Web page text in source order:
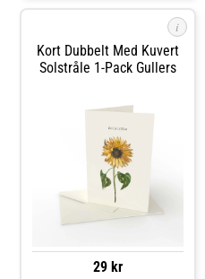
Självhäftande - Fönster till höger -
Fönstermått: 35x100mm - Mått:
162x229mm - Tjocklek: 90g -
Svanen: Licensnummer 30410742
i
Kort Dubbelt Med Kuvert
Solstråle 1-Pack Gullers
29 kr